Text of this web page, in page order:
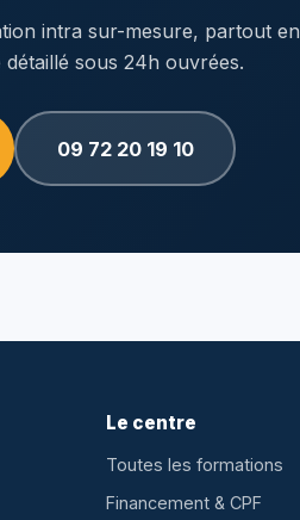
intra sur-mesure, partout en
sous 24h ouvrées.
09 72 20 19 10
Le centre
Toutes les formations
Financement & CPF